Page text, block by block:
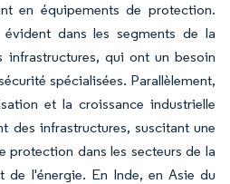
en équipements de protection.
dans les segments de la
infrastructures, qui ont un besoin
spécialisées. Parallèlement,
et la croissance industrielle
des infrastructures, suscitant une
protection dans les secteurs de la
de l'énergie. En Inde, en Asie du